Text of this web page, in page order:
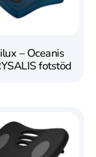
– Oceanis
fotstöd